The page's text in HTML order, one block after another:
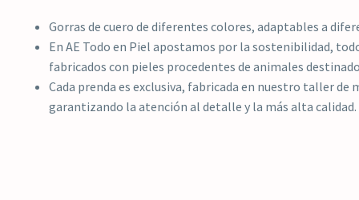
Gorras de cuero de diferentes colores, adaptables a
En AE Todo en Piel apostamos por la sostenibilidad,
fabricados con pieles procedentes de animales
Cada prenda es exclusiva, fabricada en nuestro taller de
garantizando la atención al detalle y la más alta calidad.